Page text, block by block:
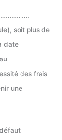
soit plus de
date
des frais
une